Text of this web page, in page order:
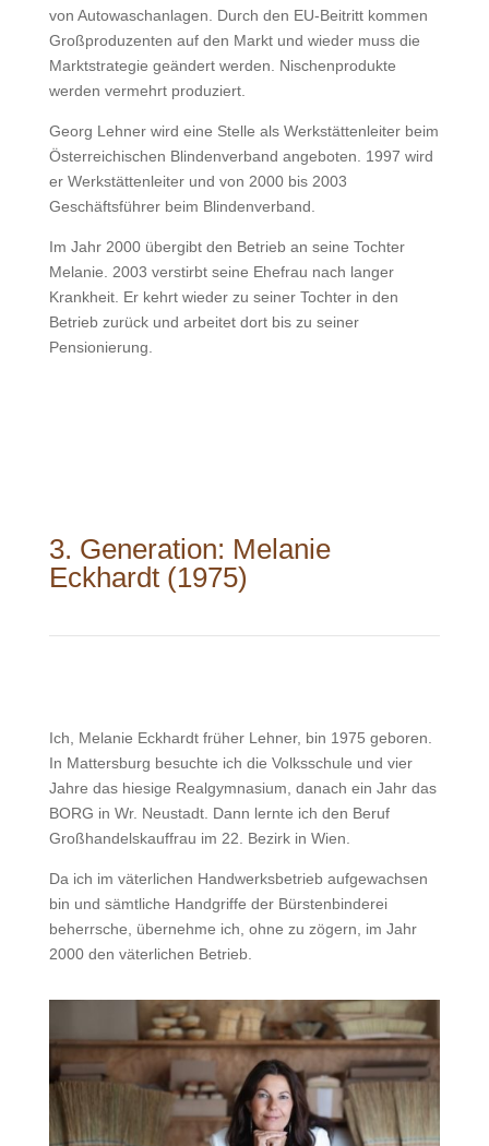
von Autowaschanlagen. Durch den EU-Beitritt kommen
Großproduzenten auf den Markt und wieder muss die
Marktstrategie geändert werden. Nischenprodukte
werden vermehrt produziert.
Georg Lehner wird eine Stelle als Werkstättenleiter beim
Österreichischen Blindenverband angeboten. 1997 wird
er Werkstättenleiter und von 2000 bis 2003
Geschäftsführer beim Blindenverband.
Im Jahr 2000 übergibt den Betrieb an seine Tochter
Melanie. 2003 verstirbt seine Ehefrau nach langer
Krankheit. Er kehrt wieder zu seiner Tochter in den
Betrieb zurück und arbeitet dort bis zu seiner
Pensionierung.
3. Generation: Melanie
Eckhardt (1975)
Ich, Melanie Eckhardt früher Lehner, bin 1975 geboren.
In Mattersburg besuchte ich die Volksschule und vier
Jahre das hiesige Realgymnasium, danach ein Jahr das
BORG in Wr. Neustadt. Dann lernte ich den Beruf
Großhandelskauffrau im 22. Bezirk in Wien.
Da ich im väterlichen Handwerksbetrieb aufgewachsen
bin und sämtliche Handgriffe der Bürstenbinderei
beherrsche, übernehme ich, ohne zu zögern, im Jahr
2000 den väterlichen Betrieb.